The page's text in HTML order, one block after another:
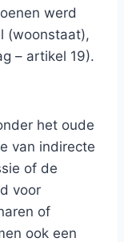
werd
(woonstaat),
– artikel 19).
het oude
van indirecte
of de
voor
of
ook een